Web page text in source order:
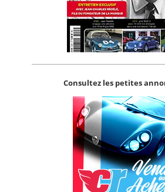
Consultez les petites